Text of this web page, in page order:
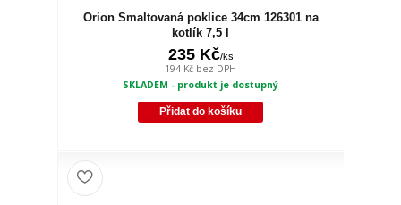
Orion Smaltovaná poklice 34cm 126301 na
kotlík 7,5 l
235 Kč/ks
194 Kč bez DPH
SKLADEM - produkt je dostupný
Přidat do košíku